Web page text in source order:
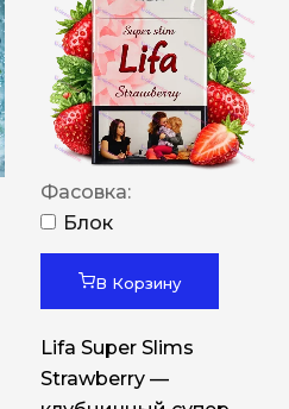
Фасовка:
Блок
В Корзину
Lifa Super Slims
Strawberry —